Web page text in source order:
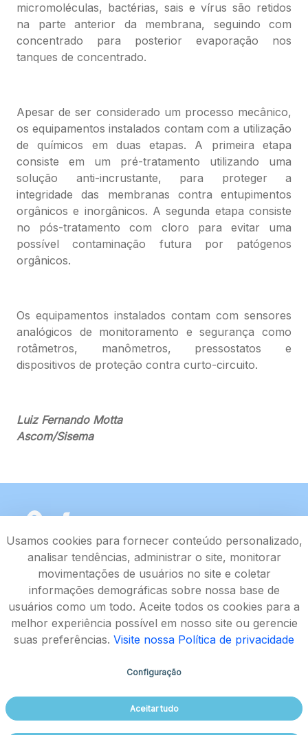
micromoléculas, bactérias, sais e vírus são retidos
na parte anterior da membrana, seguindo com
concentrado para posterior evaporação nos
tanques de concentrado.
Apesar de ser considerado um processo mecânico,
os equipamentos instalados contam com a utilização
de químicos em duas etapas. A primeira etapa
consiste em um pré-tratamento utilizando uma
solução anti-incrustante, para proteger a
integridade das membranas contra entupimentos
orgânicos e inorgânicos. A segunda etapa consiste
no pós-tratamento com cloro para evitar uma
possível contaminação futura por patógenos
orgânicos.
Os equipamentos instalados contam com sensores
analógicos de monitoramento e segurança como
rotâmetros, manômetros, pressostatos e
dispositivos de proteção contra curto-circuito.
Luiz Fernando Motta
Ascom/Sisema
Rodovia João Paulo II, 4143, Bairro Serra Verde - CEP
31630-900
Usamos cookies para fornecer conteúdo personalizado,
analisar tendências, administrar o site, monitorar
movimentações de usuários no site e coletar
informações demográficas sobre nossa base de
usuários como um todo. Aceite todos os cookies para a
melhor experiência possível em nosso site ou gerencie
suas preferências. Visite nossa Política de privacidade
Configuração
Aceitar tudo